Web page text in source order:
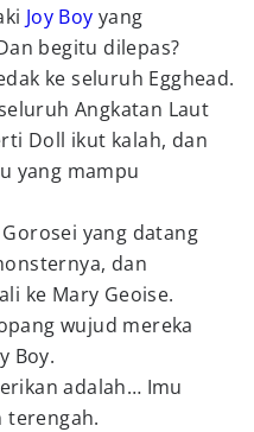
Joy Boy yang
begitu dilepas?
ke seluruh Egghead.
Angkatan Laut
Doll ikut kalah, dan
yang mampu
yang datang
dan
ke Mary Geoise.
wujud mereka
Boy.
adalah… Imu